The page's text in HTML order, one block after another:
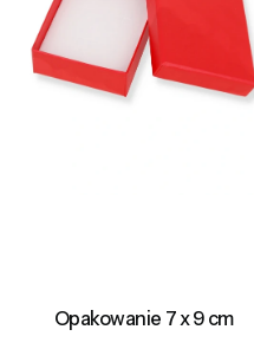
Opakowanie 7 x 9 cm